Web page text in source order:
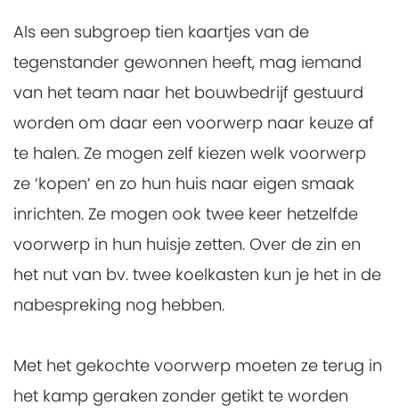
Als een subgroep tien kaartjes van de
tegenstander gewonnen heeft, mag iemand
van het team naar het bouwbedrijf gestuurd
worden om daar een voorwerp naar keuze af
te halen. Ze mogen zelf kiezen welk voorwerp
ze ‘kopen’ en zo hun huis naar eigen smaak
inrichten. Ze mogen ook twee keer hetzelfde
voorwerp in hun huisje zetten. Over de zin en
het nut van bv. twee koelkasten kun je het in de
nabespreking nog hebben.
Met het gekochte voorwerp moeten ze terug in
het kamp geraken zonder getikt te worden